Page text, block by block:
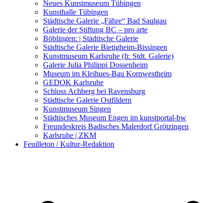
Kunstwettbewerbe, Ausschreibungen für Künstler
Neues Kunstmuseum Tübingen
Kunsthalle Tübingen
Städtische Galerie „Fähre“ Bad Saulgau
Galerie der Stiftung BC – pro arte
Böblingen: | Städtische Galerie
Städtische Galerie Bietigheim-Bissingen
Kunstmuseum Karlsruhe (fr. Stdt. Galerie)
Galerie Julia Philippi Dossenheim
Museum im Kleihues-Bau Kornwestheim
GEDOK Karlsruhe
Schloss Achberg bei Ravensburg
Städtische Galerie Ostfildern
Kunstmuseum Singen
Städtisches Museum Engen im kunstportal-bw
Freundeskreis Badisches Malerdorf Grötzingen
Karlsruhe | ZKM
Feuilleton / Kultur-Redaktion